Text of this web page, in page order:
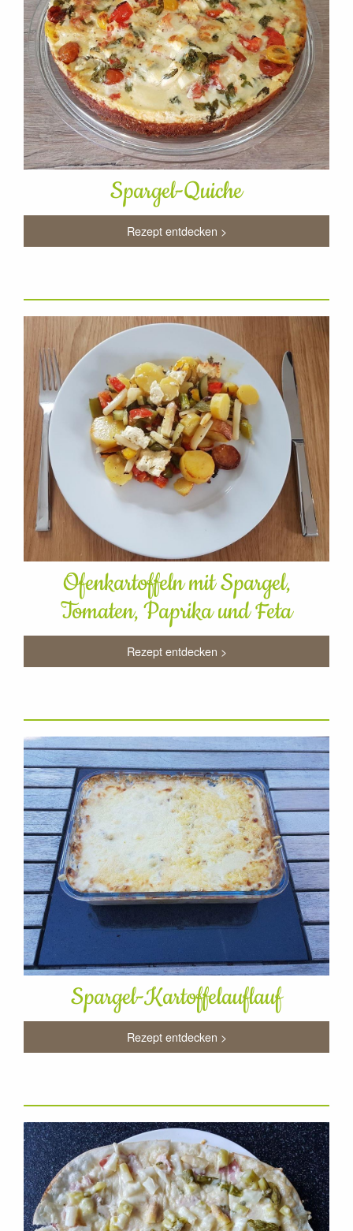
Spargel-Quiche
Rezept entdecken >
Ofenkartoffeln mit Spargel,
Tomaten, Paprika und Feta
Rezept entdecken >
Spargel-Kartoffelauflauf
Rezept entdecken >